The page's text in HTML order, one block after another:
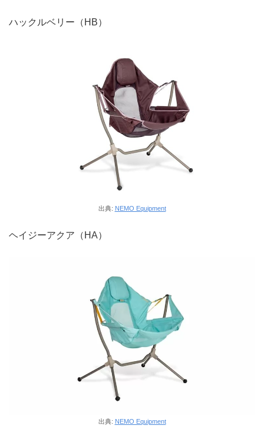
ハックルベリー（HB）
出典: NEMO Equipment
ヘイジーアクア（HA）
出典: NEMO Equipment